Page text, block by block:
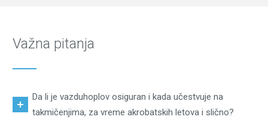
Važna pitanja
Da li je vazduhoplov osiguran i kada učestvuje na
takmičenjima, za vreme akrobatskih letova i slično?